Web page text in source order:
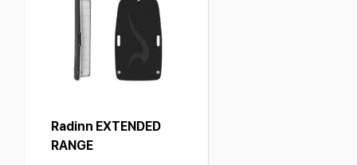
Radinn EXTENDED
RANGE